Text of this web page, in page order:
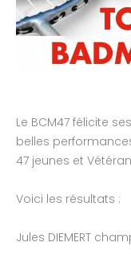
Le BCM47 félicite
belles
47 jeunes et
Voici les résultats :
Jules DIEMERT